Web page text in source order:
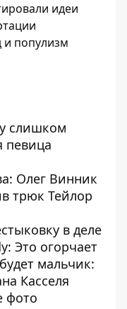
идеи
и популизм
слишком
певица
Олег Винник
трюк Тейлор
в деле
Это огорчает
мальчик:
Касселя
фото